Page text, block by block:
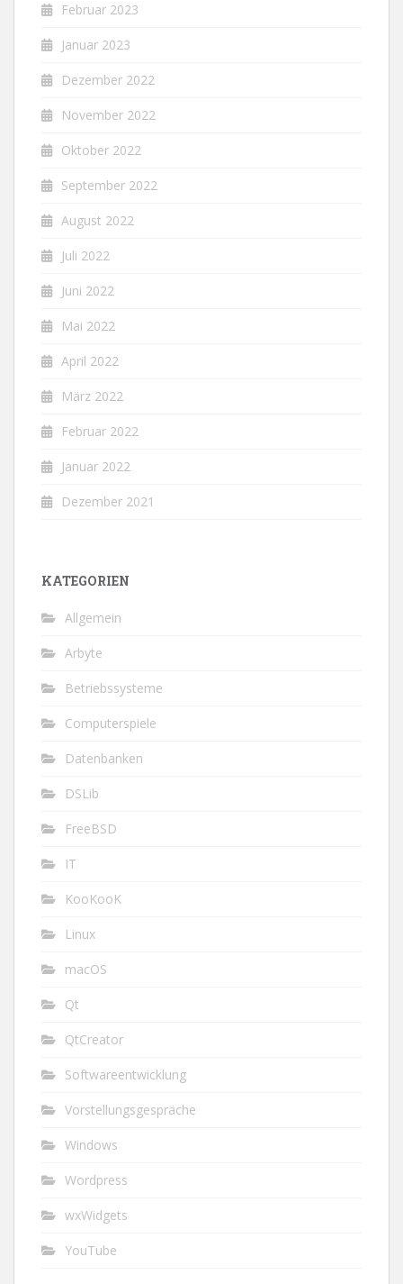
Februar 2023
Januar 2023
Dezember 2022
November 2022
Oktober 2022
September 2022
August 2022
Juli 2022
Juni 2022
Mai 2022
April 2022
März 2022
Februar 2022
Januar 2022
Dezember 2021
KATEGORIEN
Allgemein
Arbyte
Betriebssysteme
Computerspiele
Datenbanken
DSLib
FreeBSD
IT
KooKooK
Linux
macOS
Qt
QtCreator
Softwareentwicklung
Vorstellungsgespräche
Windows
Wordpress
wxWidgets
YouTube